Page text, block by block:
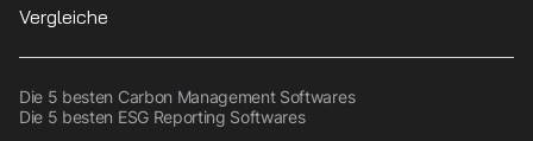
Vergleiche
Die 5 besten Carbon Management Softwares
Die 5 besten ESG Reporting Softwares